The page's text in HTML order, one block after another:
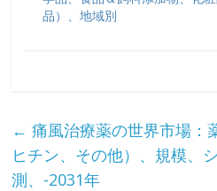
品）、地域別
← 痛風治療薬の世界市場：
ヒチン、その他）、規模、
測、-2031年